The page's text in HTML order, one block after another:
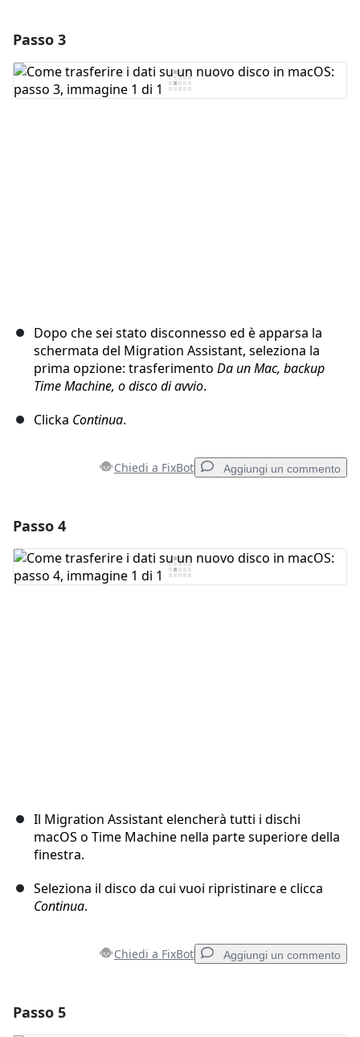
Aggiungi Commento
Passo 3
Dopo che sei stato disconnesso ed è apparsa la
schermata del Migration Assistant, seleziona la
prima opzione: trasferimento Da un Mac, backup
Time Machine, o disco di avvio.
Clicka Continua.
Chiedi a FixBot Aggiungi un commento
Aggiungi Commento
Passo 4
Il Migration Assistant elencherà tutti i dischi
macOS o Time Machine nella parte superiore della
finestra.
Seleziona il disco da cui vuoi ripristinare e clicca
Continua.
Chiedi a FixBot Aggiungi un commento
Passo 5